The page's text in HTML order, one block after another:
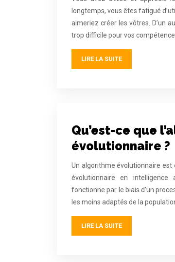
longtemps, vous êtes fatigué
aimeriez créer les vôtres. D’un
trop difficile pour vos
LIRE LA SUITE
Qu’est-ce que
évolutionnaire ?
Un algorithme évolutionnaire est
évolutionnaire en intelligence
fonctionne par le biais d’un
les moins adaptés de la
LIRE LA SUITE